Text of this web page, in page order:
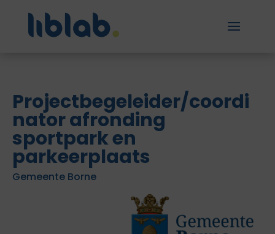
Projectbegeleider/coordi
nator afronding
sportpark en
parkeerplaats
Gemeente Borne